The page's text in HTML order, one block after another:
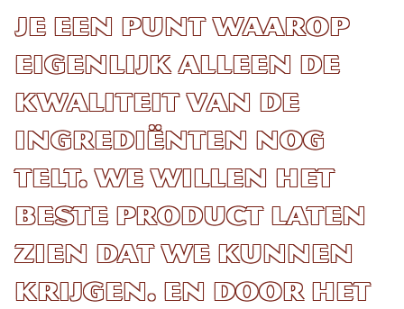
je een punt waarop
eigenlijk alleen de
kwaliteit van de
ingrediënten nog
telt. We willen het
beste product laten
zien dat we kunnen
krijgen. En door het